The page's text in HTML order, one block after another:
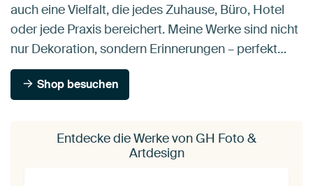
auch eine Vielfalt, die jedes Zuhause, Büro, Hotel
oder jede Praxis bereichert. Meine Werke sind nicht
nur Dekoration, sondern Erinnerungen – perfekt…
Shop besuchen
Entdecke die Werke von GH Foto &
Artdesign